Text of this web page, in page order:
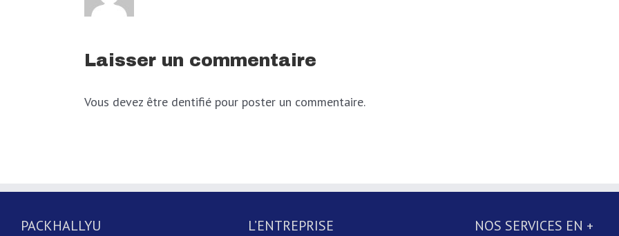
Laisser un commentaire
Vous devez être dentifié pour poster un commentaire.
PACKHALLYU L’ENTREPRISE NOS SERVICES EN +